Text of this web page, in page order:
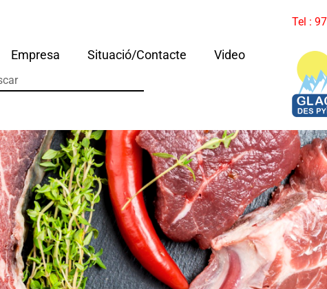
Empresa Situació/Contacte Video
Tel :